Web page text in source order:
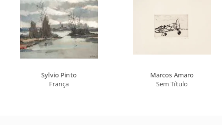
Sylvio Pinto
França
Marcos Amaro
Sem Título